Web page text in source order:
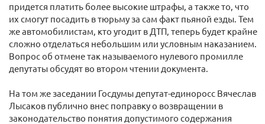
придется платить более высокие штрафы, а также то, что
их смогут посадить в тюрьму за сам факт пьяной езды. Тем
же автомобилистам, кто угодит в ДТП, теперь будет крайне
сложно отделаться небольшим или условным наказанием.
Вопрос об отмене так называемого нулевого промилле
депутаты обсудят во втором чтении документа.
На том же заседании Госдумы депутат-единоросс Вячеслав
Лысаков публично внес поправку о возвращении в
законодательство понятия допустимого содержания